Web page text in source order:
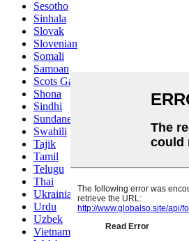
Sesotho
Sinhala
Slovak
Slovenian
Somali
Samoan
Scots Gaelic
Shona
Sindhi
Sundanese
Swahili
Tajik
Tamil
Telugu
Thai
Ukrainian
Urdu
Uzbek
Vietnamese